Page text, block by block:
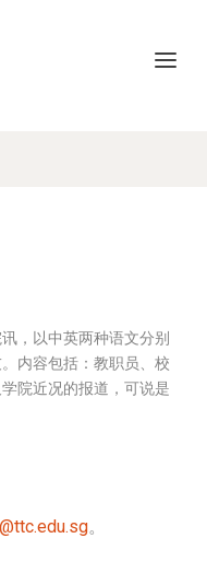
，以中英两种语文分别
内容包括：教职员、校
院近况的报道，可说是
。